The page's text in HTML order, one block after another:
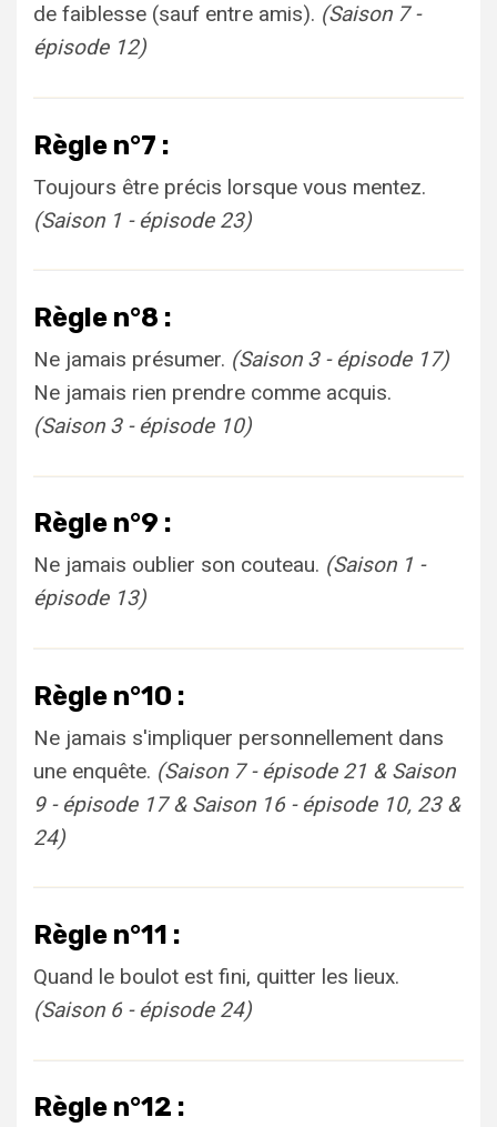
de faiblesse (sauf entre amis). (Saison 7 -
épisode 12)
Règle n°7 :
Toujours être précis lorsque vous mentez.
(Saison 1 - épisode 23)
Règle n°8 :
Ne jamais présumer. (Saison 3 - épisode 17)
Ne jamais rien prendre comme acquis.
(Saison 3 - épisode 10)
Règle n°9 :
Ne jamais oublier son couteau. (Saison 1 -
épisode 13)
Règle n°10 :
Ne jamais s'impliquer personnellement dans
une enquête. (Saison 7 - épisode 21 & Saison
9 - épisode 17 & Saison 16 - épisode 10, 23 &
24)
Règle n°11 :
Quand le boulot est fini, quitter les lieux.
(Saison 6 - épisode 24)
Règle n°12 :